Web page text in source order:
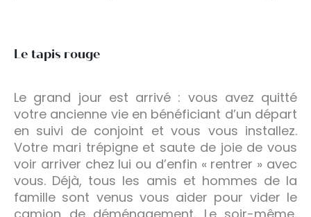
Le tapis rouge
Le grand jour est arrivé : vous avez quitté
votre ancienne vie en bénéficiant d’un départ
en suivi de conjoint et vous vous installez.
Votre mari trépigne et saute de joie de vous
voir arriver chez lui ou d’enfin « rentrer » avec
vous. Déjà, tous les amis et hommes de la
famille sont venus vous aider pour vider le